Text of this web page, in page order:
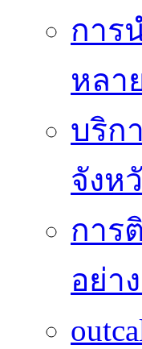
การ
หลา
บริก
จังห
การ
อย่า